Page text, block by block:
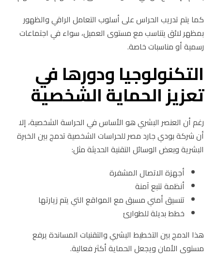
كما يتم تدريب الحراس على أسلوب التعامل الراقي والظهور
بمظهر لائق يتناسب مع مستوى العميل، سواء في اجتماعات
رسمية أو مناسبات خاصة.
التكنولوجيا ودورها في
تعزيز الحماية الشخصية
رغم أن العنصر البشري هو الأساس في الحراسة الشخصية، إلا
أن شركة بودي جارد مصر للحراسات الشخصية تدمج بين الخبرة
البشرية وبعض الوسائل التقنية الحديثة مثل:
أجهزة الاتصال المشفرة
أنظمة تتبع آمنة
تنسيق أمني مسبق مع المواقع التي يتم زيارتها
خطط بديلة للطوارئ
هذا الدمج بين التخطيط البشري والتقنيات المساندة يرفع
مستوى الأمان ويجعل الحماية أكثر فعالية.